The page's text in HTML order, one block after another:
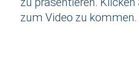
zum Video zu kommen.